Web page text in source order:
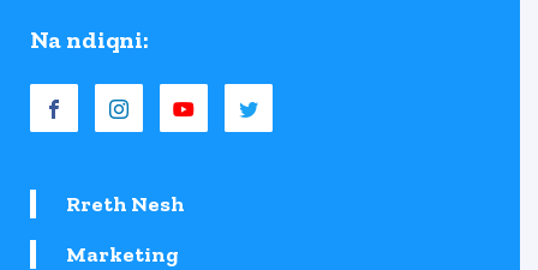
Na ndiqni:
Rreth Nesh
Marketing